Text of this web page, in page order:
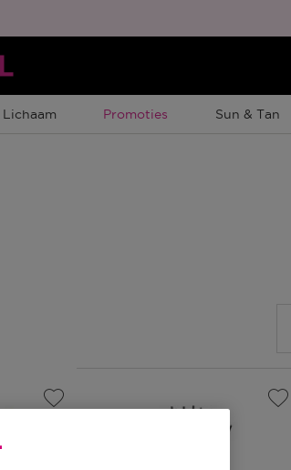
Gratis
Lichaam Tijdelijke Promotie
Promoties Sun & Tan